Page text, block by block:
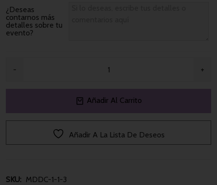
¿Deseas
contarnos más
detalles sobre tu
evento?
Añadir Al Carrito
Añadir A La Lista De Deseos
SKU: MDDC-1-1-3